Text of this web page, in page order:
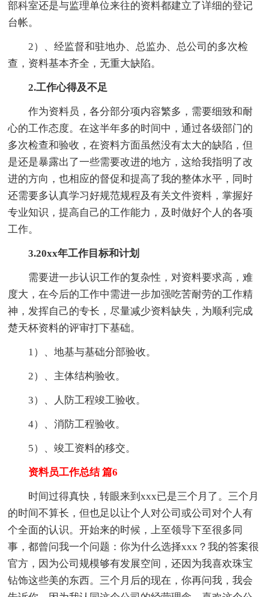
部科室还是与监理单位来往的资料都建立了详细的登记
台帐。
2）、经监督和驻地办、总监办、总公司的多次检
查，资料基本齐全，无重大缺陷。
2.工作心得及不足
作为资料员，各分部分项内容繁多，需要细致和耐
心的工作态度。在这半年多的时间中，通过各级部门的
多次检查和验收，在资料方面虽然没有太大的缺陷，但
是还是暴露出了一些需要改进的地方，这给我指明了改
进的方向，也相应的督促和提高了我的整体水平，同时
还需要多认真学习好规范规程及有关文件资料，掌握好
专业知识，提高自己的工作能力，及时做好个人的各项
工作。
3.20xx年工作目标和计划
需要进一步认识工作的复杂性，对资料要求高，难
度大，在今后的工作中需进一步加强吃苦耐劳的工作精
神，发挥自己的专长，尽量减少资料缺失，为顺利完成
楚天杯资料的评审打下基础。
1）、地基与基础分部验收。
2）、主体结构验收。
3）、人防工程竣工验收。
4）、消防工程验收。
5）、竣工资料的移交。
资料员工作总结 篇6
时间过得真快，转眼来到xxx已是三个月了。三个月
的时间不算长，但也足以让个人对公司或公司对个人有
个全面的认识。开始来的时候，上至领导下至很多同
事，都曾问我一个问题：你为什么选择xxx？我的答案很
官方，因为公司规模够有发展空间，还因为我喜欢珠宝
钻饰这些美的东西。三个月后的现在，你再问我，我会